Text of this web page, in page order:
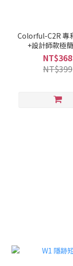
Colorful-C2R 專
+設計師款極
NT$368
NT$399